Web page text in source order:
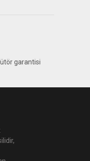
garantisi